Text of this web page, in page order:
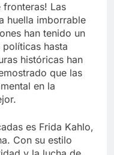
fronteras! Las
huella imborrable
han tenido un
hasta
históricas han
que las
en la
es Frida Kahlo,
Con su estilo